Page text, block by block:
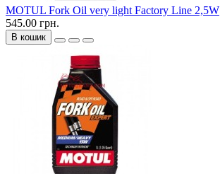
MOTUL Fork Oil very light Factory Line 2,5W
545.00 грн.
В кошик